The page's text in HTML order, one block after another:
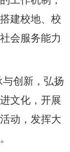
搭建校地、校
会服务能力
创新，弘扬
文化，开展
动，发挥大